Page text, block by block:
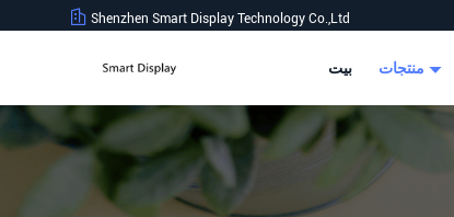
Shenzhen Smart Display Technology Co.,Ltd
بيت